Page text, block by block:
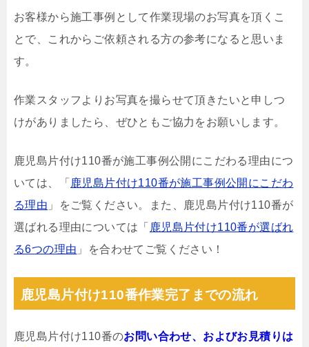
お客様から施工事例として作業現場のお写真を頂くこ
とで、これからご依頼される方の参考になると思いま
す。
作業スタッフよりお写真を撮らせて頂きたいと申しつ
けがありましたら、ぜひともご協力をお願いします。
鹿児島片付け110番が施工事例公開にこだわる理由につ
いては、「 鹿児島片付け110番が施工事例公開にこだわ
る理由 」をご覧ください。また、鹿児島片付け110番が
選ばれる理由については「 鹿児島片付け110番が選ばれ
る6つの理由 」を合わせてご覧ください！
鹿児島片付け110番作業完了までの流れ
鹿児島片付け110番のお問い合わせ、およびお見積りは